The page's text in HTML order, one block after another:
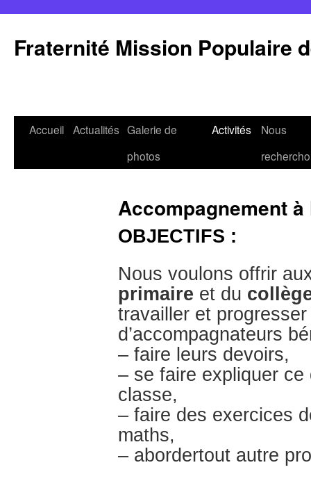
contenu
Fraternité Mission Populaire
Accueil Actualités Galerie de
photos
Activités
Nous
Accompagnement
OBJECTIFS :
Nous voulons offrir
primaire et du
travailler et
d’accompagnateurs
– faire leurs devoirs,
– se faire expliquer ce
classe,
– faire des exercices
maths,
– abordertout autre